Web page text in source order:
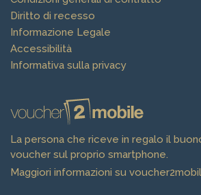
Diritto di recesso
Informazione Legale
Accessibilità
Informativa sulla privacy
La persona che riceve in regalo il
voucher sul proprio smartphone.
Maggiori informazioni su